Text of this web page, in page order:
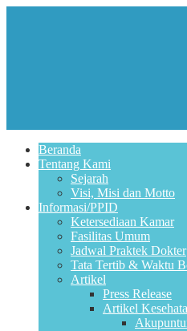
Beranda
Tentang Kami
Sejarah
Visi, Misi dan Motto
Informasi/PPID
Ketersediaan Kamar
Fasilitas Umum
Jadwal Praktek Dokter
Tata Tertib & Waktu
Artikel
Press Release
Artikel